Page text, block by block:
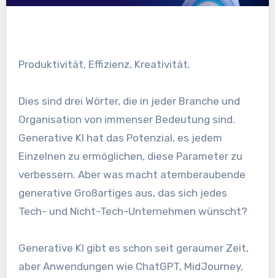
Produktivität, Effizienz, Kreativität.
Dies sind drei Wörter, die in jeder Branche und
Organisation von immenser Bedeutung sind.
Generative KI hat das Potenzial, es jedem
Einzelnen zu ermöglichen, diese Parameter zu
verbessern. Aber was macht atemberaubende
generative Großartiges aus, das sich jedes
Tech- und Nicht-Tech-Unternehmen wünscht?
Generative KI gibt es schon seit geraumer Zeit,
aber Anwendungen wie ChatGPT, MidJourney,